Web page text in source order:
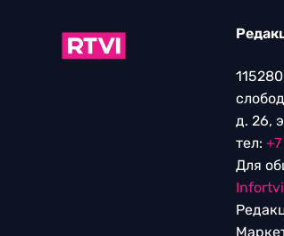
д. 26,
тел:
Для